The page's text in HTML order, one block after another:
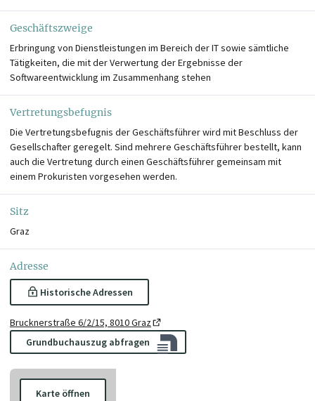
Geschäftszweige
Erbringung von Dienstleistungen im Bereich der IT sowie sämtliche
Tätigkeiten, die mit der Verwertung der Ergebnisse der
Softwareentwicklung im Zusammenhang stehen
Vertretungsbefugnis
Die Vertretungsbefugnis der Geschäftsführer wird mit Beschluss der
Gesellschafter geregelt. Sind mehrere Geschäftsführer bestellt, kann
auch die Vertretung durch einen Geschäftsführer gemeinsam mit
einem Prokuristen vorgesehen werden.
Sitz
Graz
Adresse
Historische Adressen
Brucknerstraße 6/2/15, 8010 Graz
Grundbuchauszug abfragen
Karte öffnen